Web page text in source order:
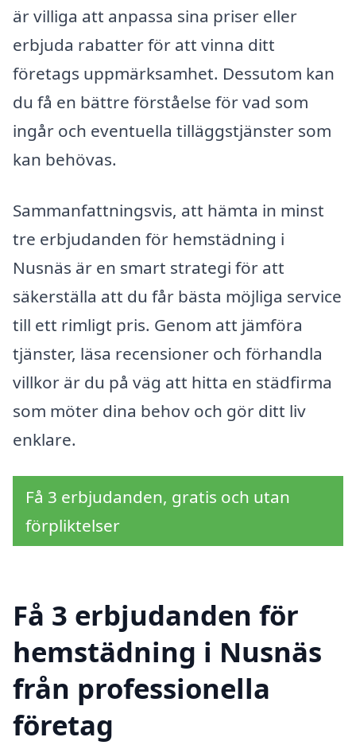
är villiga att anpassa sina priser eller
erbjuda rabatter för att vinna ditt
företags uppmärksamhet. Dessutom kan
du få en bättre förståelse för vad som
ingår och eventuella tilläggstjänster som
kan behövas.
Sammanfattningsvis, att hämta in minst
tre erbjudanden för hemstädning i
Nusnäs är en smart strategi för att
säkerställa att du får bästa möjliga service
till ett rimligt pris. Genom att jämföra
tjänster, läsa recensioner och förhandla
villkor är du på väg att hitta en städfirma
som möter dina behov och gör ditt liv
enklare.
Få 3 erbjudanden, gratis och utan
förpliktelser
Få 3 erbjudanden för
hemstädning i Nusnäs
från professionella
företag